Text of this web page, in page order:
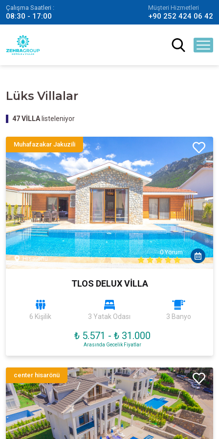
Çalışma Saatleri :
08:30 - 17:00
Müşteri Hizmetleri
+90 252 424 06 42
Lüks Villalar
47VİLLA listeleniyor
Muhafazakar Jakuzili
Hisarönü
0 Yorum
TLOS DELUX VİLLA
6 Kişilik 3 Yatak Odası 3 Banyo
₺ 5.571 - ₺ 31.000
Arasında Gecelik Fiyatlar
center hisarönü